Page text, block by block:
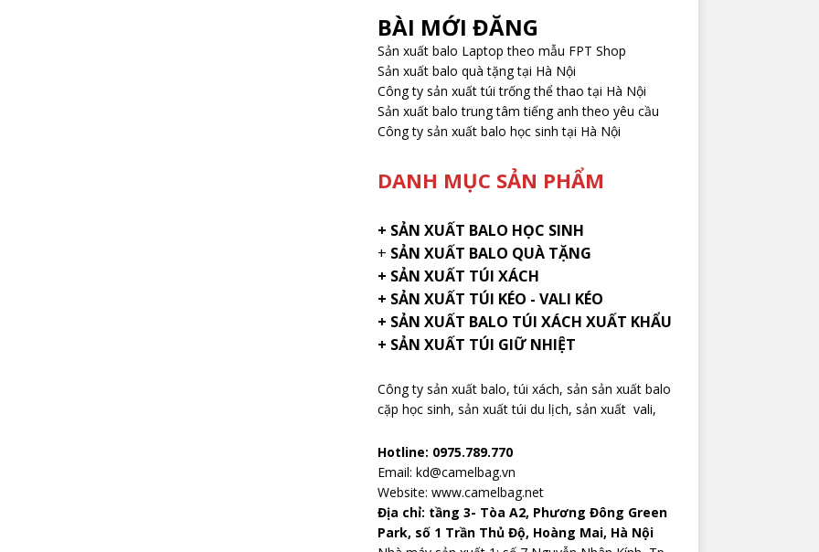
BÀI MỚI ĐĂNG
Sản xuất balo Laptop theo mẫu FPT Shop
Sản xuất balo quà tặng tại Hà Nội
Công ty sản xuất túi trống thể thao tại Hà Nội
Sản xuất balo trung tâm tiếng anh theo yêu cầu
Công ty sản xuất balo học sinh tại Hà Nội
DANH MỤC SẢN PHẨM
+ SẢN XUẤT BALO HỌC SINH
+ SẢN XUẤT BALO QUÀ TẶNG
+ SẢN XUẤT TÚI XÁCH
+ SẢN XUẤT TÚI KÉO - VALI KÉO
+ SẢN XUẤT BALO TÚI XÁCH XUẤT KHẨU
+ SẢN XUẤT TÚI GIỮ NHIỆT
Công ty sản xuất balo, túi xách, sản sản xuất balo
cặp học sinh, sản xuất túi du lịch, sản xuất vali,
Hotline: 0975.789.770
Email: kd@camelbag.vn
Website: www.camelbag.net
Địa chỉ: tầng 3- Tòa A2, Phương Đông Green
Park, số 1 Trần Thủ Độ, Hoàng Mai, Hà Nội